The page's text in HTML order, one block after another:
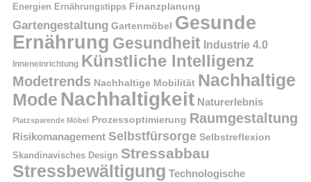
Energien Ernährungstipps Finanzplanung
Gartengestaltung Gartenmöbel Gesunde
Ernährung Gesundheit Industrie 4.0
Inneneinrichtung Künstliche Intelligenz
Modetrends Nachhaltige Mobilität Nachhaltige
Mode Nachhaltigkeit Naturerlebnis
Platzsparende Möbel Prozessoptimierung Raumgestaltung
Risikomanagement Selbstfürsorge Selbstreflexion
Skandinavisches Design Stressabbau
Stressbewältigung Technologische